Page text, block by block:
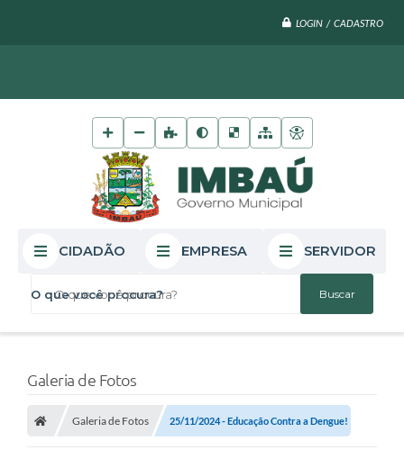
LOGIN / CADASTRO
O que você procura?
CIDADÃO EMPRESA SERVIDOR
Galeria de Fotos
Galeria de Fotos 25/11/2024 - Educação Contra a Dengue!